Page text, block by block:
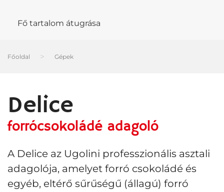
Fő tartalom átugrása
Főoldal Gépek
Delice
forrócsokoládé adagoló
A Delice az Ugolini professzionális asztali
adagolója, amelyet forró csokoládé és
egyéb, eltérő sűrűségű (állagú) forró